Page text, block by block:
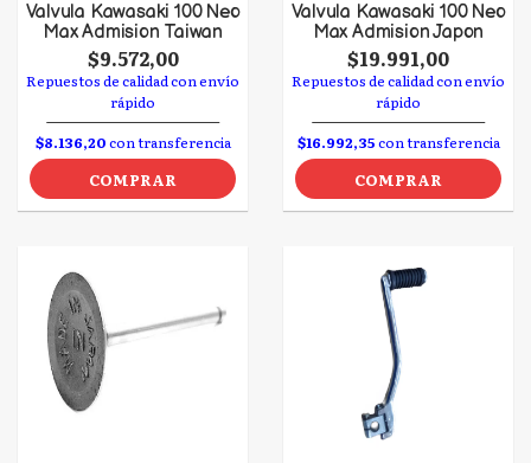
Valvula Kawasaki 100 Neo
Max Admision Taiwan
$9.572,00
Repuestos de calidad con envío
rápido
$8.136,20con transferencia
COMPRAR
Valvula Kawasaki 100 Neo
Max Admision Japon
$19.991,00
Repuestos de calidad con envío
rápido
$16.992,35con transferencia
COMPRAR